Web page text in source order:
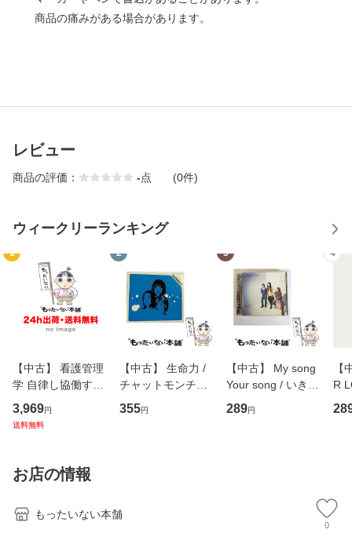
商品の痛みがある場合があります。
レビュー
商品の評価： -点 (0件)
ウィークリーランキング
1
【中古】 看護管理
学 自律し協働する
専門職の看護マネ
ジメントスキル 改
恵 藤本幸三 / 南江
堂 [単行
3,969円
送料無料
2
【中古】 生命力 /
チャットモンチー /
キューンレコード
[CD]【メール便送
355円
3
【中古】 My song
Your song / いきも
のがかり / [CD]
【メール便送料無
289円
4
【
R
産
お店の情報
もったいない本舗
0